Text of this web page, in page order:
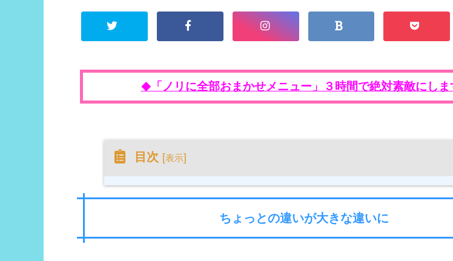
◆「ノリに全部おまかせメニュー」３時間で絶対素敵にしま
目次 [表示]
ちょっとの違いが大きな違いに